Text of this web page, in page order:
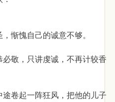
惭愧自己的诚意不够。
敬，只讲虔诚，不再计较香
卷起一阵狂风，把他的儿子